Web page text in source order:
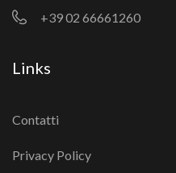
+39 02 66661260
Links
Contatti
Privacy Policy